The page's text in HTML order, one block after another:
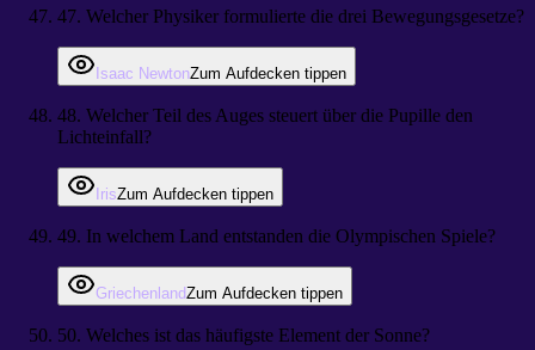
47. Welcher Physiker formulierte die drei Bewegungsgesetze?
Isaac NewtonZum Aufdecken tippen
48. Welcher Teil des Auges steuert über die Pupille den
Lichteinfall?
IrisZum Aufdecken tippen
49. In welchem Land entstanden die Olympischen Spiele?
GriechenlandZum Aufdecken tippen
50. Welches ist das häufigste Element der Sonne?